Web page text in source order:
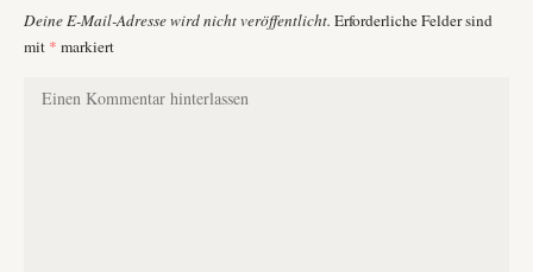
Deine E-Mail-Adresse wird nicht veröffentlicht. Erforderliche Felder sind
mit * markiert